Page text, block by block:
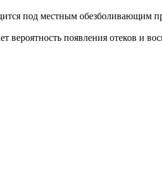
под местным обезболивающим
появления отеков и